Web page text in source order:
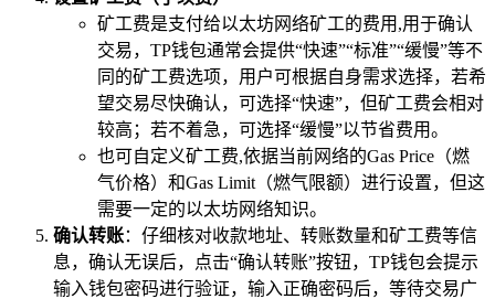
矿工费是支付给以太坊网络矿工的费用,用于确认
交易，TP钱包通常会提供“快速”“标准”“缓慢”等不
同的矿工费选项，用户可根据自身需求选择，若希
望交易尽快确认，可选择“快速”，但矿工费会相对
较高；若不着急，可选择“缓慢”以节省费用。
也可自定义矿工费,依据当前网络的Gas Price（燃
气价格）和Gas Limit（燃气限额）进行设置，但这
需要一定的以太坊网络知识。
确认转账：仔细核对收款地址、转账数量和矿工费等信
息，确认无误后，点击“确认转账”按钮，TP钱包会提示
输入钱包密码进行验证，输入正确密码后，等待交易广